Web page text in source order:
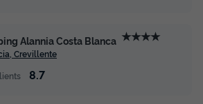
nuitsAlannia Costa Blanca ★★★★
Crevillente
8.7